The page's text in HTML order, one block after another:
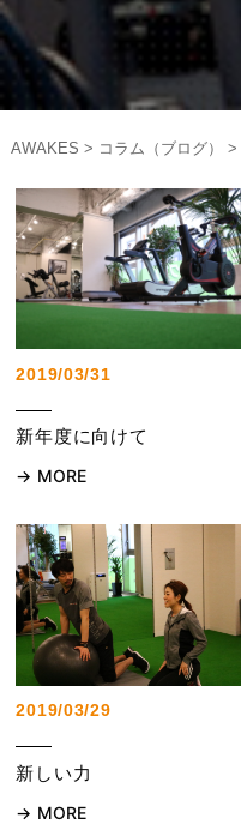
AWAKES > コラム（ブログ） >
2019/03/31
新年度に向けて
MORE
2019/03/29
新しい力
MORE